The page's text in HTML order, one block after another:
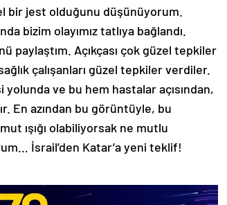
bir jest olduğunu düşünüyorum.
bizim olayımız tatlıya bağlandı.
paylaştım. Açıkçası çok güzel tepkiler
çalışanları güzel tepkiler verdiler.
ve bu hem hastalar açısından,
En azından bu görüntüyle, bu
ışığı olabiliyorsak ne mutlu
İsrail’den Katar’a yeni teklif!